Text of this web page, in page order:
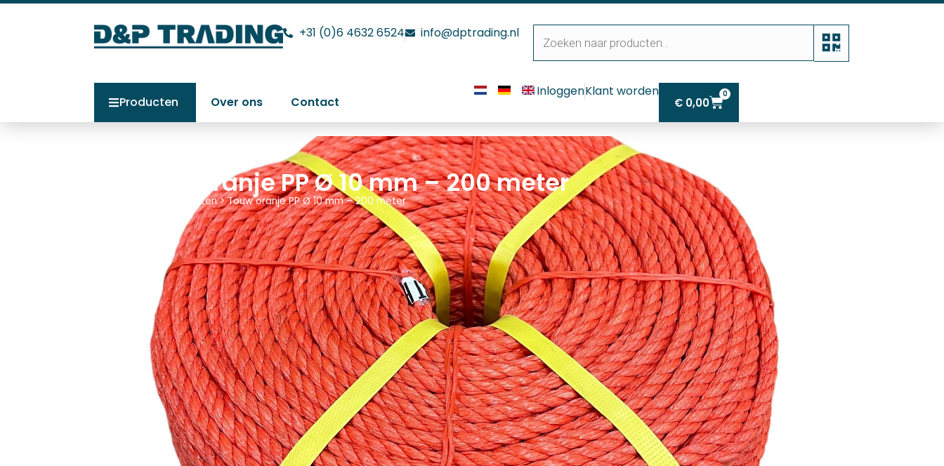
+31 (0)6 4632 6524 info@dptrading.nl
Producten Over ons Contact
InloggenKlant worden
€ 0,00
0
Touw oranje PP Ø 10 mm – 200 meter
Producten>Touw oranje PP Ø 10 mm – 200 meter